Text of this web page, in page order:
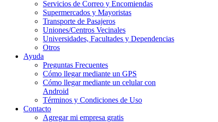
Servicios de Correo y Encomiendas
Supermercados y Mayoristas
Transporte de Pasajeros
Uniones/Centros Vecinales
Universidades, Facultades y Dependencias
Otros
Ayuda
Preguntas Frecuentes
Cómo llegar mediante un GPS
Cómo llegar mediante un celular con
Android
Términos y Condiciones de Uso
Contacto
Agregar mi empresa gratis